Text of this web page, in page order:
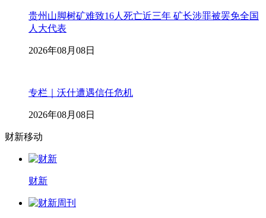
贵州山脚树矿难致16人死亡近三年 矿长涉罪被罢免全国
人大代表
2026年08月08日
专栏｜沃什遭遇信任危机
2026年08月08日
财新移动
财新